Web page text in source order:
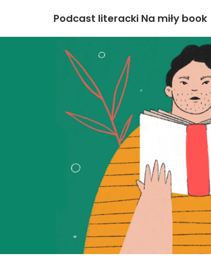
Podcast literacki Na miły book